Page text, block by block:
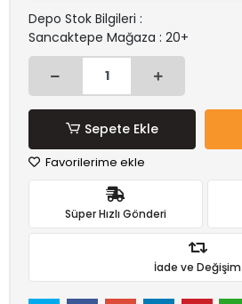
Depo Stok Bilgileri :
Sancaktepe Mağaza : 20+
Sepete Ekle
Favorilerime ekle
Süper Hızlı Gönderi
İade ve Değişim